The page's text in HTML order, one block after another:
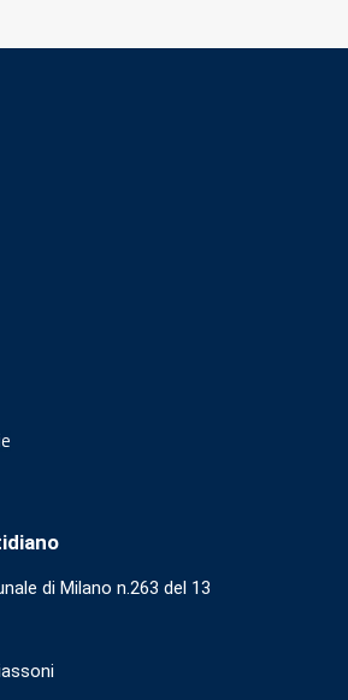
di Milano n.263 del 13